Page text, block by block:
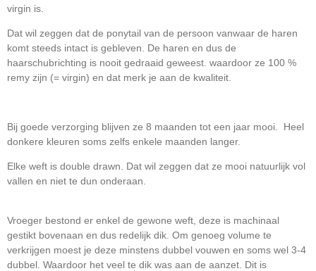
virgin is.
Dat wil zeggen dat de ponytail van de persoon vanwaar de haren
komt steeds intact is gebleven. De haren en dus de
haarschubrichting is nooit gedraaid geweest. waardoor ze 100 %
remy zijn (= virgin) en dat merk je aan de kwaliteit.
Bij goede verzorging blijven ze 8 maanden tot een jaar mooi. Heel
donkere kleuren soms zelfs enkele maanden langer.
Elke weft is double drawn. Dat wil zeggen dat ze mooi natuurlijk vol
vallen en niet te dun onderaan.
Vroeger bestond er enkel de gewone weft, deze is machinaal
gestikt bovenaan en dus redelijk dik. Om genoeg volume te
verkrijgen moest je deze minstens dubbel vouwen en soms wel 3-4
dubbel. Waardoor het veel te dik was aan de aanzet. Dit is